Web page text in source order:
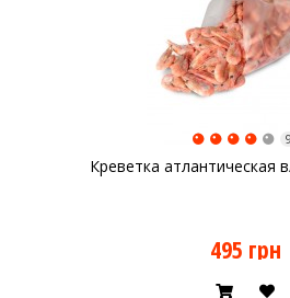
Креветка атлантическая
9
495 грн